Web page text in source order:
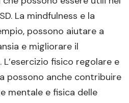
La mindfulness e la
possono aiutare a
e migliorare il
L’esercizio fisico regolare e
possono anche contribuire
mentale e fisica delle